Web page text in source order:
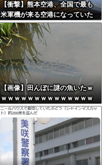
【衝撃】熊本空港、全国で最も
米軍機が来る空港になっていた
【画像】田んぼに謎の魚いたｗ
ｗｗｗｗｗｗｗｗｗｗｗｗｗｗ
ｗｗｗｗｗｗｗ